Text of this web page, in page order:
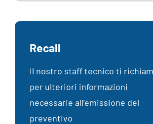
Recall
Il nostro staff tecnico ti
per ulteriori informazioni
necessarie all’emissione del
preventivo